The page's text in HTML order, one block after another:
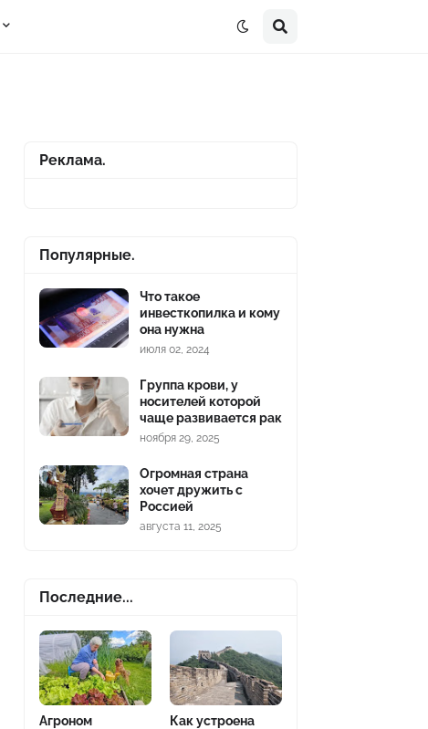
Реклама.
Популярные.
Что такое
инвесткопилка и кому
она нужна
июля 02, 2024
Группа крови, у
носителей которой
чаще развивается рак
ноября 29, 2025
Огромная страна
хочет дружить с
Россией
августа 11, 2025
Последние...
Агроном
Как устроена